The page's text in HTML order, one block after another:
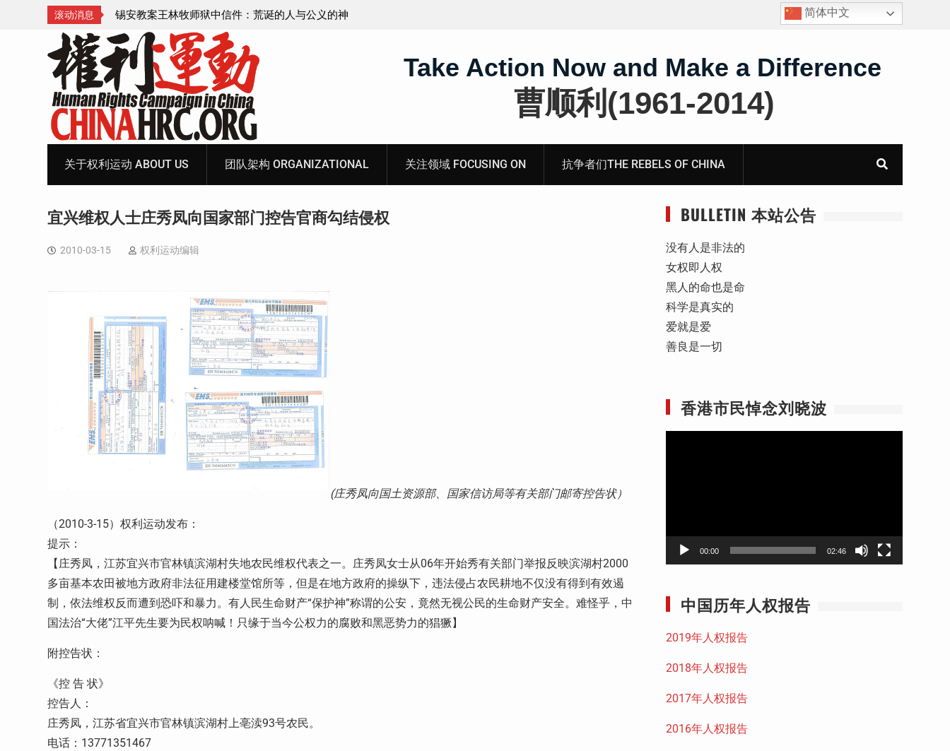
滚动消息
的人与公义的神 顾玲娣：涉黑涉恶刑事报案信
死人用的元宝，活人干的奴工——咸阳市渭城区看守所
简体中文
Take Action Now and Make a Difference
曹顺利(1961-2014)
关于权利运动 ABOUT US 团队架构 ORGANIZATIONAL 关注领域 FOCUSING ON 抗争者们THE REBELS OF CHINA
宜兴维权人士庄秀凤向国家部门控告官商勾结侵权
2010-03-15 权利运动编辑
(庄秀凤向国土资源部、国家信访局等有关部门邮寄控告状）
（2010-3-15）权利运动发布：
提示：
【庄秀凤，江苏宜兴市官林镇滨湖村失地农民维权代表之一。庄秀凤女士从06年开始秀有关部门举报反映滨湖村2000
多亩基本农田被地方政府非法征用建楼堂馆所等，但是在地方政府的操纵下，违法侵占农民耕地不仅没有得到有效遏
制，依法维权反而遭到恐吓和暴力。有人民生命财产“保护神”称谓的公安，竟然无视公民的生命财产安全。难怪乎，中
国法治“大佬”江平先生要为民权呐喊！只缘于当今公权力的腐败和黑恶势力的猖獗】
附控告状：
《控 告 状》
控告人：
庄秀凤，江苏省宜兴市官林镇滨湖村上亳渎93号农民。
电话：13771351467
BULLETIN 本站公告
没有人是非法的
女权即人权
黑人的命也是命
科学是真实的
爱就是爱
善良是一切
香港市民悼念刘晓波
00:00 02:46
中国历年人权报告
2019年人权报告
2018年人权报告
2017年人权报告
2016年人权报告